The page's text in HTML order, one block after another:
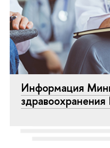
Информация